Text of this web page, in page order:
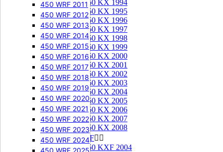
450 WRF 2011
450 WRF 2012
450 WRF 2013
450 WRF 2014
450 WRF 2015
450 WRF 2016
450 WRF 2017
450 WRF 2018
450 WRF 2019
450 WRF 2020
450 WRF 2021
450 WRF 2022
450 WRF 2023
450 WRF 2024
450 WRF 2025
250 KX 1994
250 KX 1995
250 KX 1996
250 KX 1997
250 KX 1998
250 KX 1999
250 KX 2000
250 KX 2001
250 KX 2002
250 KX 2003
250 KX 2004
250 KX 2005
250 KX 2006
250 KX 2007
250 KX 2008
250 KXF 
250 KXF 2004